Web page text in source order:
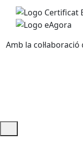
Amb la col·laboració
Ajuda i accés ràpid